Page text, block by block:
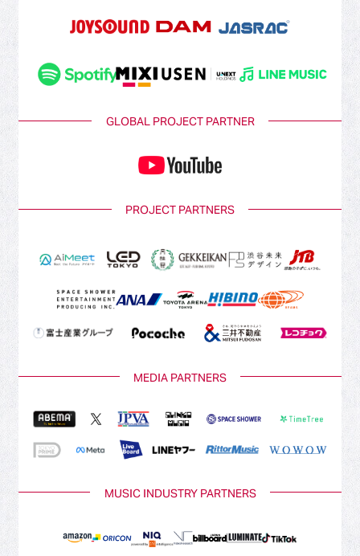
GLOBAL PROJECT PARTNER
PROJECT PARTNERS
MEDIA PARTNERS
MUSIC INDUSTRY PARTNERS